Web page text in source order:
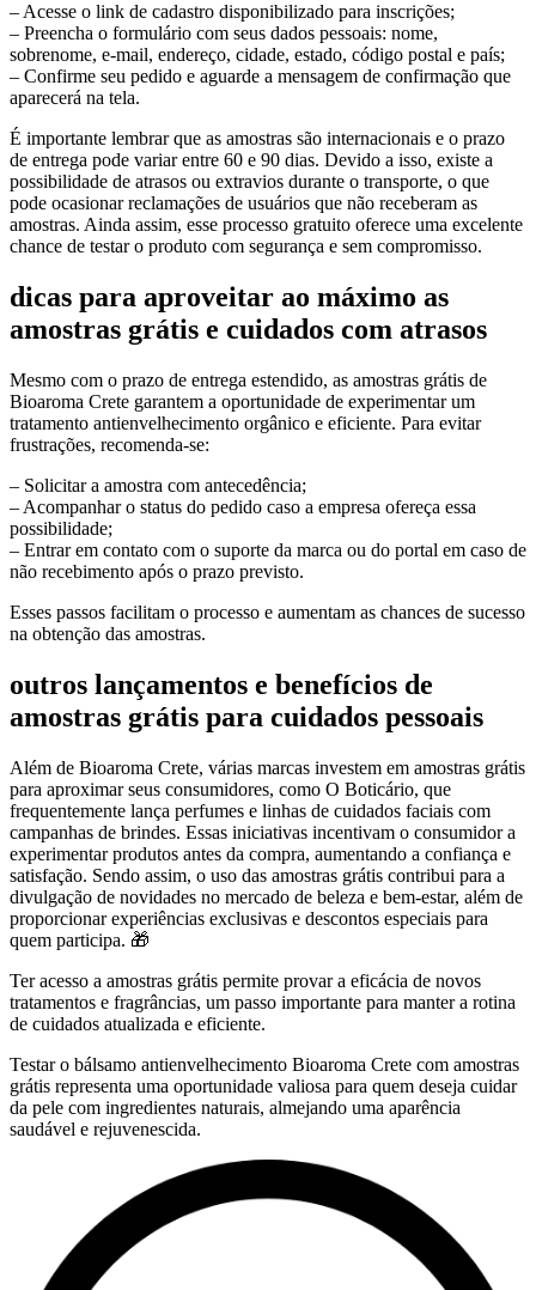
– Acesse o link de cadastro disponibilizado para inscrições;
– Preencha o formulário com seus dados pessoais: nome,
sobrenome, e-mail, endereço, cidade, estado, código postal e país;
– Confirme seu pedido e aguarde a mensagem de confirmação que
aparecerá na tela.
É importante lembrar que as amostras são internacionais e o prazo
de entrega pode variar entre 60 e 90 dias. Devido a isso, existe a
possibilidade de atrasos ou extravios durante o transporte, o que
pode ocasionar reclamações de usuários que não receberam as
amostras. Ainda assim, esse processo gratuito oferece uma excelente
chance de testar o produto com segurança e sem compromisso.
dicas para aproveitar ao máximo as
amostras grátis e cuidados com atrasos
Mesmo com o prazo de entrega estendido, as amostras grátis de
Bioaroma Crete garantem a oportunidade de experimentar um
tratamento antienvelhecimento orgânico e eficiente. Para evitar
frustrações, recomenda-se:
– Solicitar a amostra com antecedência;
– Acompanhar o status do pedido caso a empresa ofereça essa
possibilidade;
– Entrar em contato com o suporte da marca ou do portal em caso de
não recebimento após o prazo previsto.
Esses passos facilitam o processo e aumentam as chances de sucesso
na obtenção das amostras.
outros lançamentos e benefícios de
amostras grátis para cuidados pessoais
Além de Bioaroma Crete, várias marcas investem em amostras grátis
para aproximar seus consumidores, como O Boticário, que
frequentemente lança perfumes e linhas de cuidados faciais com
campanhas de brindes. Essas iniciativas incentivam o consumidor a
experimentar produtos antes da compra, aumentando a confiança e
satisfação. Sendo assim, o uso das amostras grátis contribui para a
divulgação de novidades no mercado de beleza e bem-estar, além de
proporcionar experiências exclusivas e descontos especiais para
quem participa. 🎁
Ter acesso a amostras grátis permite provar a eficácia de novos
tratamentos e fragrâncias, um passo importante para manter a rotina
de cuidados atualizada e eficiente.
Testar o bálsamo antienvelhecimento Bioaroma Crete com amostras
grátis representa uma oportunidade valiosa para quem deseja cuidar
da pele com ingredientes naturais, almejando uma aparência
saudável e rejuvenescida.